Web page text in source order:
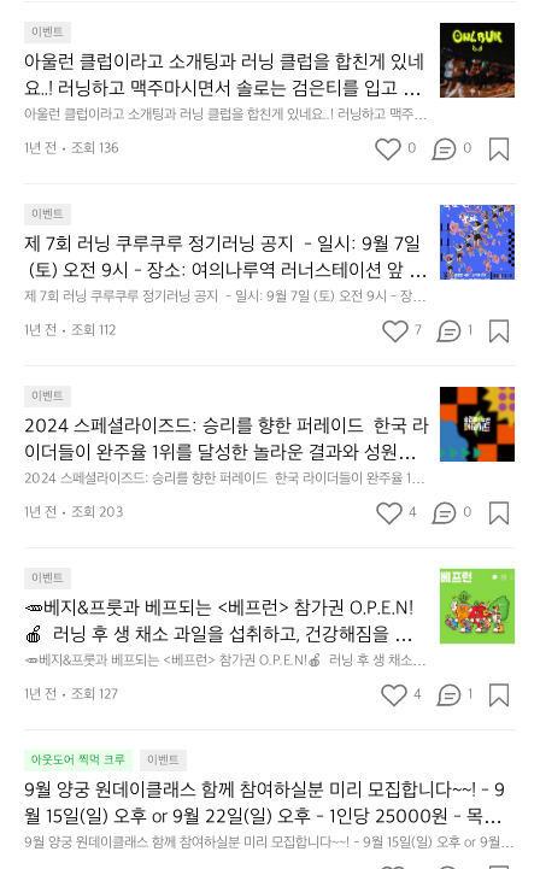
범
운
행)
요
편
도
0
0
0
원
입:
총
2
척
(예
비
척)
선
장
곳:
(마
·
망
여
의
도
·
정
말
대
단
보
입
다.
인
정!
다
에
는
전
해
볼
께
ㅎ
민
예
약
이
능
다.
브
롬
가
요!
🚴🏼
⛺️
t
s://
a
m
y
o
r.
k
r/
방법] - 아웃도어 활동 or 운동 기록을 커뮤니티 글 1건
이상 업로드 시 이벤트 자동 참여 - 업로드 후 추첨을
통해 당첨자 선정 - 업로드하러가기: https://outdoor.
theres.co/1eFbJJZEcNb [🎁상품] - 투르 드 프랑스 페
스티벌 티켓:10명 - 투르 드 프랑스 페스티벌 티켓 +
까지 [결과 발표] - 10월 9일(화) 18:00 이후 업로드한
게시물에 댓글 또는 SMS로 전달 (당첨자는 랜덤 추첨
을 통해 선정 예정) *아웃도어를 향한 열정, 운동에 대
한 열정, 투르 드 프랑스 관련 콘텐츠 등록 시 선정 확
률이 높아요🤣 *유의사항을 꼭 확인해 주세요! 당첨에
의 경우 이벤트에서 제외될 수 있어요 1. 이벤트 종료
전 게시물이 삭제된 경우 2. 미디어(사진, 영상 등)가
도용된 경우 - 미 당첨자에게는 별도의 연락을 드리지
않아요 - 당사의 사정에 따라 사전 고지 없이 이벤트가
변경 또는 조기 종료될 수 있어요 - 당첨 시 ‘마케팅 정
보 수신 동의’에 따라 가입할 때 사용된 번호가 사용될
건 이상 업로드 시 이벤트 자동 참여 - 업로드 후 추첨을 통해 당첨자 선정 -
업로드하러가기: https://outdoor.theres.co/1eFbJJZEcNb [🎁상품] - 투
르 드 프랑스 페스티벌 티켓:10명 - 투르 드 프랑스 페스티벌 티켓 + 티셔츠:
5명 * 이벤트 참여 시 추가 경품도 참고해주세요!! [기간] - 9월 26일(목) 12:
00 ~ 10월 6일(일) 자정까지 [결과 발표] - 10월 9일(화) 18:00 이후 업로
드한 게시물에 댓글 또는 SMS로 전달 (당첨자는 랜덤 추첨을 통해 선정 예
정) *아웃도어를 향한 열정, 운동에 대한 열정, 투르 드 프랑스 관련 콘텐츠
등록 시 선정 확률이 높아요🤣 *유의사항을 꼭 확인해 주세요! 당첨에서 제
가 도용된 경우 - 미 당첨자에게는 별도의 연락을 드리지 않아요 - 당사의 사
정에 따라 사전 고지 없이 이벤트가 변경 또는 조기 종료될 수 있어요 - 당첨
시 ‘마케팅 정보 수신 동의’에 따라 가입할 때 사용된 번호가 사용될 수 있어
요
이
벤
트?
이
못
참
🕶
투
르
드
랑
시
나
요?
투
드
스
는
세
계
서
위
있
는
자
이벤트
아울런 클럽이라고 소개팅과 러닝 클럽을 합친게 있네
요..! 러닝하고 맥주마시면서 솔로는 검은티를 입고 서
로 교류하는건가봐요! 물론 솔로가 아니면 다른 색 입
고 친해지면 되구요 인스타 아울런이나 페어플레이 어
아울런 클럽이라고 소개팅과 러닝 클럽을 합친게 있네요..! 러닝하고 맥주마
시면서 솔로는 검은티를 입고 서로 교류하는건가봐요! 물론 솔로가 아니면
다른 색 입고 친해지면 되구요 인스타 아울런이나 페어플레이 어플에서 확
아
울
런
클
이
소
개
팅
과
닝
을
합
친
게
네
닝
하
고
마
솔
로
는
1년 전 조회 136 0 0
이벤트
제 7회 러닝 쿠루쿠루 정기러닝 공지  - 일시: 9월 7일
(토) 오전 9시 - 장소: 여의나루역 러너스테이션 앞 -
코스: 여의도 고구마런 🍠 🍠 🍠 8k  고구마를 완성시
키기 위해  이 번 정기러닝은 8키로로 뛰기로하였고 대
신 빠른팀 중간팀 느린팀이있습니다  빠른팀 5'00 ~
0 이하 페이스  * 정기러닝 날짜를 2째주 토요일 오전
과 4째주 금요일 저녁으로 하려고 합니다. 다만 추석이
있어서 이번 달은 첫 번째 주로 변경했습니다.
제 7회 러닝 쿠루쿠루 정기러닝 공지  - 일시: 9월 7일 (토) 오전 9시 - 장소:
여의나루역 러너스테이션 앞 - 코스: 여의도 고구마런 🍠 🍠 🍠 8k  고구마
를 완성시키기 위해  이 번 정기러닝은 8키로로 뛰기로하였고 대신 빠른팀
오전과 4째주 금요일 저녁으로 하려고 합니다. 다만 추석이 있어서 이번 달
은 첫 번째 주로 변경했습니다.
제
7
회
러
쿠
루
정
기
러
공
일
시:
9
월
일
9
시
-
1년 전 조회 112 7 1
이벤트
2024 스페셜라이즈드: 승리를 향한 퍼레이드  한국 라
이더들이 완주율 1위를 달성한 놀라운 결과와 성원에
힘입어, 올타임 사이클링 슈퍼스타 피터 사간 선수가
직접 한국에 방문하여 이벤트에 함께합니다.  행사 개
요 행사명: 승리를 향한 퍼레이드 일시: 2024년 11월
기장 주최/주관: 스페셜라이즈드행사조직위원회 후원:
강원특별자치도, 춘천시, 춘천레저태권도조직위원회,
용산컴퍼니,더바이크 코스: 62KM (컷오프 3시간) 참
가자격: 20세 이상 남, 여 참가인원: 1,000명 참가비:
80,000원  https://specializedvictoryparade.com/
2024 스페셜라이즈드: 승리를 향한 퍼레이드  한국 라이더들이 완주율 1위
를 달성한 놀라운 결과와 성원에 힘입어, 올타임 사이클링 슈퍼스타 피터 사
간 선수가 직접 한국에 방문하여 이벤트에 함께합니다.  행사 개요 행사명:
강원특별자치도, 춘천시, 춘천레저태권도조직위원회, 용산컴퍼니,더바이크
코스: 62KM (컷오프 3시간) 참가자격: 20세 이상 남, 여 참가인원: 1,000
명 참가비: 80,000원  https://specializedvictoryparade.com/
2
0
2
4
페
이
즈
드:
승
를
레
이
드
한
1년 전 조회 203 4 0
이벤트
🥕베지&프룻과 베프되는 <베프런> 참가권 O.P.E.N!
🍎  러닝 후 생 채소 과일을 섭취하고, 건강해짐을 느낄
수 있는 마라톤😎  5K 마라톤 완주 후 채소 과일 원물
500g을 통째로 짠 착즙주스 마시고  저층 주거 아이
들을 위한 옥상 텃밭 '채소놀이터' 조성에 기부도 하고
𖤐<베프런> 참가원 오픈 8/19(월) 낮 1시 30분 오픈
📌 베프런  - 일시 : 2024. 9. 29(일) 9:00 ~ 13:00 -
장소 : 상암 월드컵 공원 평화광장 - 코스 : 5k  - 참가
비 : 33,000원  - 주최·주관 : 휴롬
🥕베지&프룻과 베프되는 <베프런> 참가권 O.P.E.N!🍎  러닝 후 생 채소 과
일을 섭취하고, 건강해짐을 느낄 수 있는 마라톤😎  5K 마라톤 완주 후 채소
과일 원물 500g을 통째로 짠 착즙주스 마시고  저층 주거 아이들을 위한 옥
📌 베프런  - 일시 : 2024. 9. 29(일) 9:00 ~ 13:00 - 장소 : 상암 월드컵
공원 평화광장 - 코스 : 5k  - 참가비 : 33,000원  - 주최·주관 : 휴롬
🥕
베
지
&
룻
되
는
<
베
1년 전 조회 127 4 1
아웃도어 찍먹 크루 이벤트
9월 양궁 원데이클래스 함께 참여하실분 미리 모집합니다~~! - 9
월 15일(일) 오후 or 9월 22일(일) 오후 - 1인당 25000원 - 목동
양궁클럽
9월 양궁 원데이클래스 함께 참여하실분 미리 모집합니다~~! - 9월 15일(일) 오후 or 9월 2